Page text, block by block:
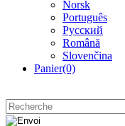
Norsk
Português
Русский
Română
Slovenčina
Panier(0)